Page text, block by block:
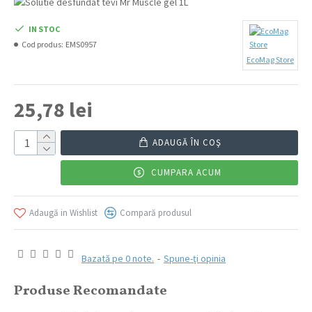
Bazată pe 0 note. - Spune-ţi opinia
25,78 lei
IN STOC
Cod produs: EMS0957
EcoMag Store
ADAUGĂ ÎN COŞ
CUMPARA ACUM
Adaugă in Wishlist Compară produsul
Produse Recomandate